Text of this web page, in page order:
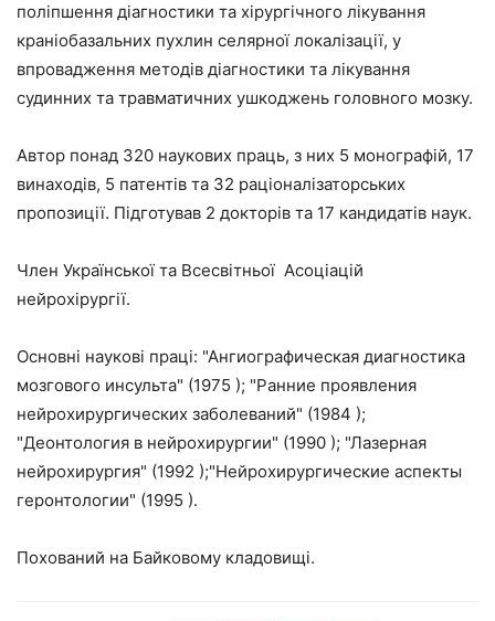
поліпшення діагностики та хірургічного лікування
краніобазальних пухлин селярної локалізації, у
впровадження методів діагностики та лікування
судинних та травматичних ушкоджень головного мозку.
Автор понад 320 наукових праць, з них 5 монографій, 17
винаходів, 5 патентів та 32 раціоналізаторських
пропозиції. Підготував 2 докторів та 17 кандидатів наук.
Член Української та Всесвітньої Асоціацій
нейрохірургії.
Основні наукові праці: "Ангиографическая диагностика
мозгового инсульта" (1975 ); "Ранние проявления
нейрохирургических заболеваний" (1984 );
"Деонтология в нейрохирургии" (1990 ); "Лазерная
нейрохирургия" (1992 );"Нейрохирургические аспекты
геронтологии" (1995 ).
Похований на Байковому кладовищі.